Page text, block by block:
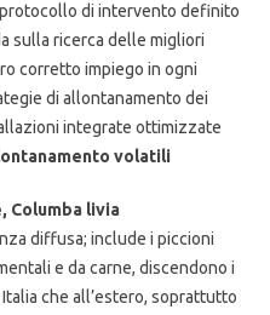
di intervento definito
sulla ricerca delle migliori
corretto impiego in ogni
di allontanamento dei
integrate ottimizzate
volatili
Columba livia
diffusa; include i piccioni
e da carne, discendono i
che all’estero, soprattutto